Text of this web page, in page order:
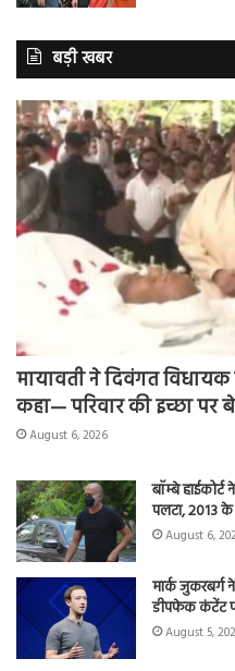
बड़ी खबर
मायावती ने दिवंगत विधायक
कहा— परिवार की इच्छा पर
August 6, 2026
बॉम्बे
पलटा, 2013 के
August 6,
मार्क जुकरबर्ग
डीपफेक कंटेंट
August 5,